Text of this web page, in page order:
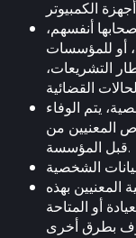
أنفسهم،
أو للمؤسسات
التشريعات،
يتم الوفاء
المعنيين من
قبل المؤسسة.
المعنيين بهذه
أو المتاحة